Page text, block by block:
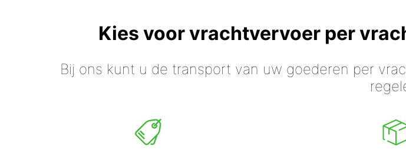
Kies voor vrachtvervoer per
Bij ons kunt u de transport van uw goederen per